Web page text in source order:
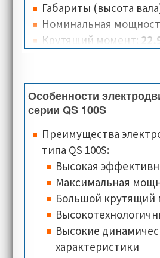
Габариты (высота
Номинальная
Крутящий момент:
Номинальная
мин
Номинальное
Номинальный ток:
Тип соединения:
Класс изоляции:F
Класс
умолчанию), PTC,
(опционально)
Типы монтажного
также доступны
Особенности
серии QS 100S
Преимущества
типа QS 100S:
Высокая
Максимальная
Большой крутящий
Высокие
характеристики